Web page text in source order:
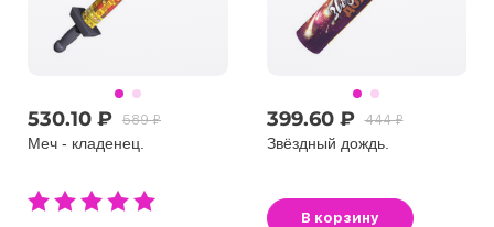
530.10 ₽ 589 ₽
Меч - кладенец.
399.60 ₽ 444 ₽
Звёздный дождь.
В корзину